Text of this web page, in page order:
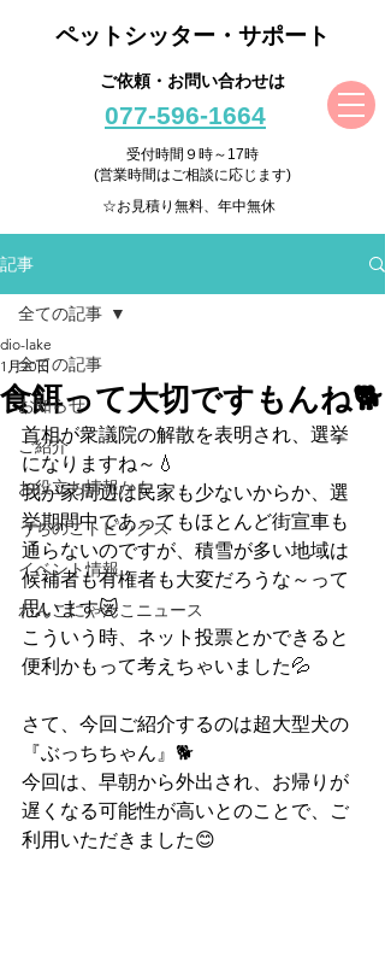
ペットシッター・サポート
ご依頼・お問い合わせは
077-596-1664
受付時間９時～17時
(営業時間はご相談に応じます)
☆お見積り無料、年中無休
記事
全ての記事
お知らせ
ご紹介
お役立ち情報かも
うちのこトピックス
イベント情報
わんこにゃんこニュース
全ての記事
食餌って大切ですもんね🐕
dio-lake
1月20日
首相が衆議院の解散を表明され、選挙
になりますね～💧
我が家周辺は民家も少ないからか、選
挙期間中であってもほとんど街宣車も
通らないのですが、積雪が多い地域は
候補者も有権者も大変だろうな～って
思います😿
こういう時、ネット投票とかできると
便利かもって考えちゃいました💦
さて、今回ご紹介するのは超大型犬の
『ぶっちちゃん』🐕
今回は、早朝から外出され、お帰りが
遅くなる可能性が高いとのことで、ご
利用いただきました😊